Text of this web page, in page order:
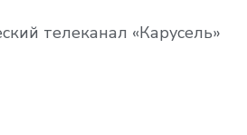
телеканал «Карусель»